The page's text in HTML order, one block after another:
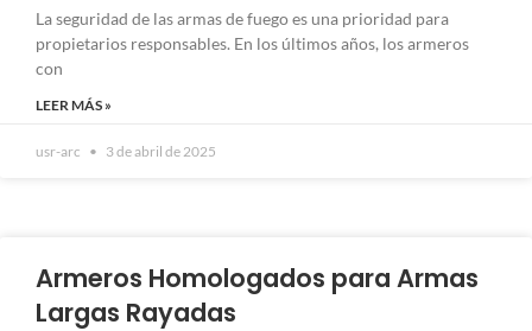
La seguridad de las armas de fuego es una prioridad para
propietarios responsables. En los últimos años, los armeros
con
LEER MÁS »
usr-arc 3 de abril de 2025
Armeros Homologados para Armas
Largas Rayadas